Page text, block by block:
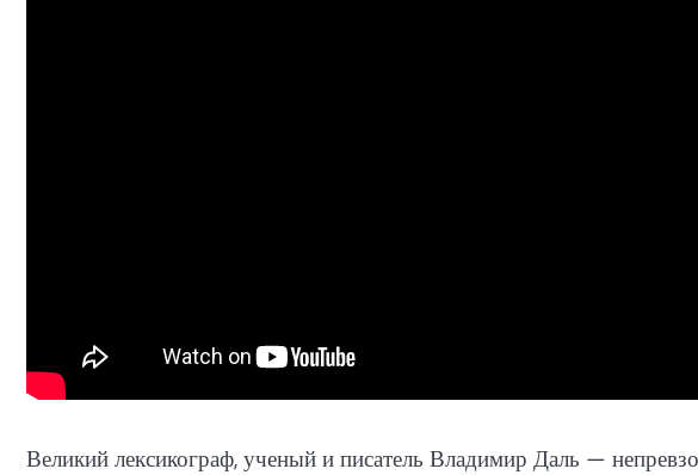
Великий лексикограф, ученый и писатель Владимир Даль —